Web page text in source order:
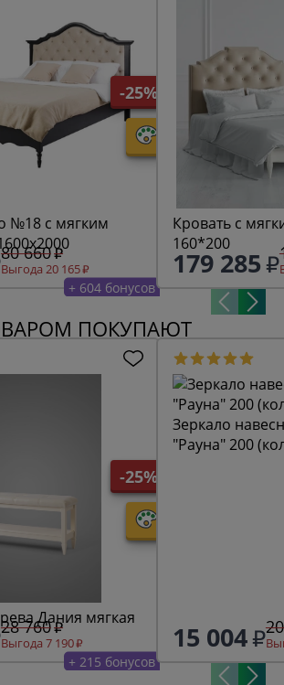
-25%
№18 с мягким
80 660
Выгода 20 165
+ 604 бонусов
Кровать с
160*200
179 285
ПОКУПАЮТ
-25%
Дания мягкая
28 760
Выгода 7 190
+ 215 бонусов
Зеркало
"Рауна" 200
15 004